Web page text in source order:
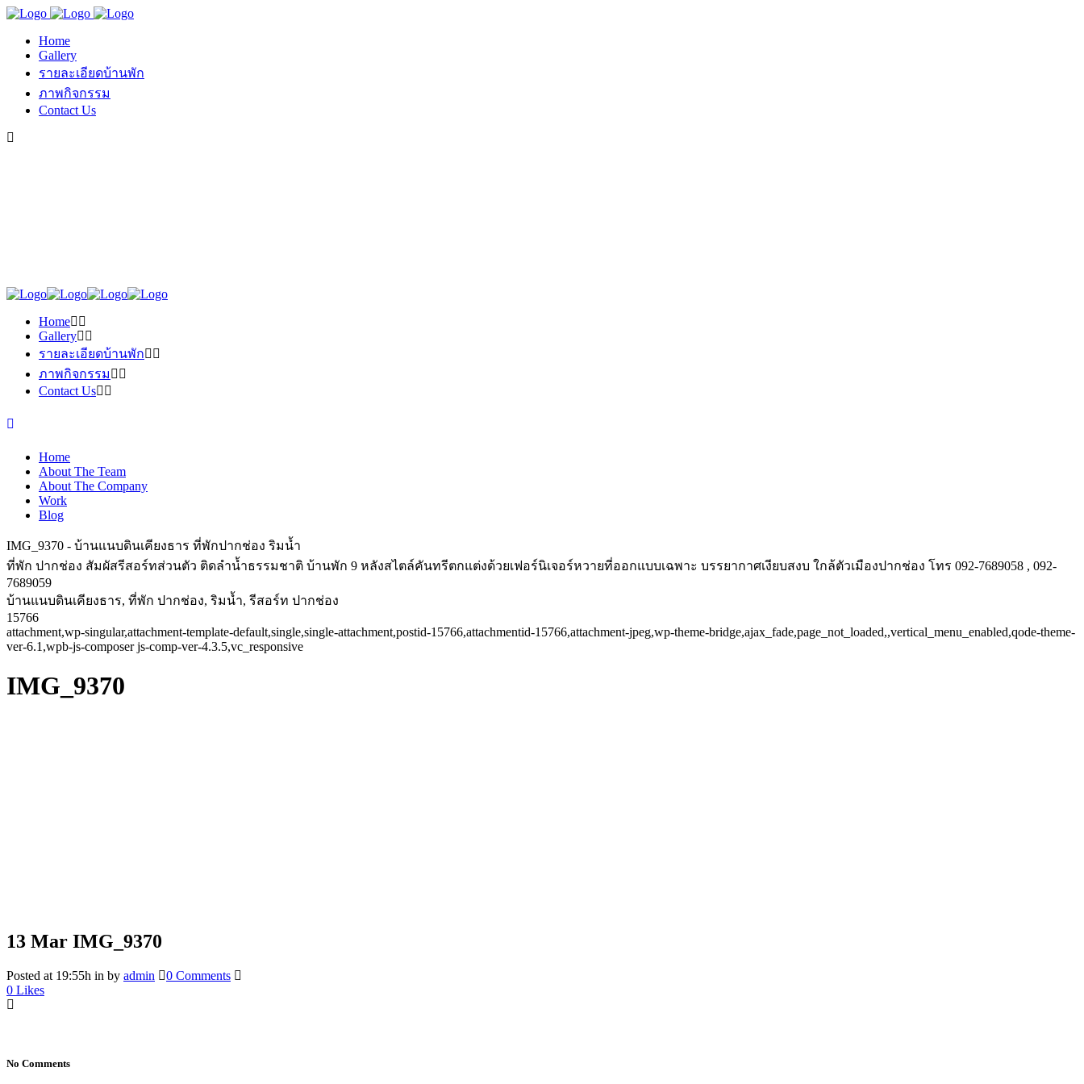
Home
Gallery
รายละเอียดบ้านพัก
ภาพกิจกรรม
Contact Us
Home
Gallery
รายละเอียดบ้านพัก
ภาพกิจกรรม
Contact Us
Home
About The Team
About The Company
Work
Blog
IMG_9370 - บ้านแนบดินเคียงธาร ที่พักปากช่อง ริมน้ำ
ที่พัก ปากช่อง สัมผัสรีสอร์ทส่วนตัว ติดลำน้ำธรรมชาติ บ้านพัก 9 หลังสไตล์คันทรีตกแต่งด้วยเฟอร์นิเจอร์หวายที่ออกแบบเฉพาะ บรรยากาศเงียบสงบ ใกล้ตัวเมืองปากช่อง โทร 092-7689058 , 092-
7689059
บ้านแนบดินเคียงธาร, ที่พัก ปากช่อง, ริมน้ำ, รีสอร์ท ปากช่อง
15766
attachment,wp-singular,attachment-template-default,single,single-attachment,postid-15766,attachmentid-15766,attachment-jpeg,wp-theme-bridge,ajax_fade,page_not_loaded,,vertical_menu_enabled,qode-theme-
ver-6.1,wpb-js-composer js-comp-ver-4.3.5,vc_responsive
IMG_9370
13 Mar IMG_9370
Posted at 19:55h in by admin
0 Comments
0 Likes
No Comments